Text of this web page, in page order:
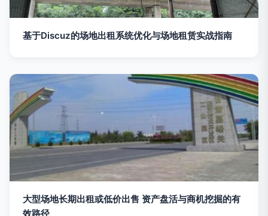
基于Discuz的场地出租系统优化与场地租赁实战指南
大型场地长期出租或低价出售 资产盘活与商机挖掘的有
效路径